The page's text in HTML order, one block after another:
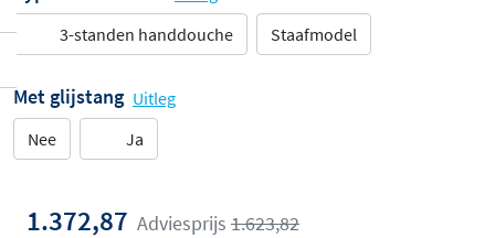
3-standen handdouche
Staafmodel
Met glijstang Uitleg
Nee
Ja
1.372,87 Adviesprijs 1.623,82